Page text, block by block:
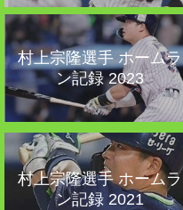
村上宗隆選手 ホームラ
ン記録 2023
村上宗隆選手 ホームラ
ン記録 2021